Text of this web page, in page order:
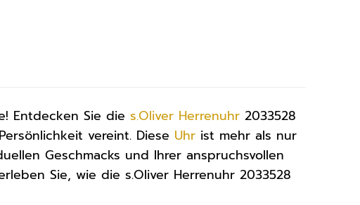
Entdecken Sie dies.Oliver Herrenuhr 2033528
vereint. Diese Uhr ist mehr als nur
Geschmacks und Ihrer anspruchsvollen
Sie, wie die s.Oliver Herrenuhr 2033528